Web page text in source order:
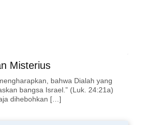
Misterius
bahwa Dialah yang
bangsa Israel.” (Luk. 24:21a)
dihebohkan […]